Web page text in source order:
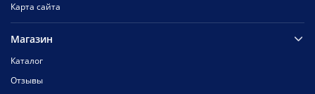
Карта сайта
Магазин
Каталог
Отзывы